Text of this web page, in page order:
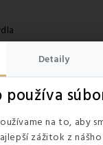
Detaily
používa
na to, aby
zážitok z